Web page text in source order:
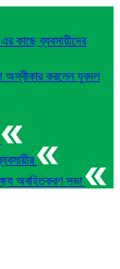
কাছে ব্যবসায়ীদের
অস্বীকার করলেন যুবদল
অবহিতকরণ সভা